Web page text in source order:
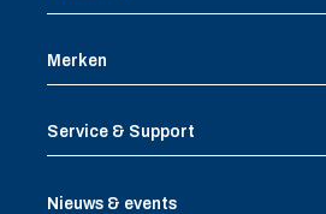
Merken
Service & Support
Nieuws & events